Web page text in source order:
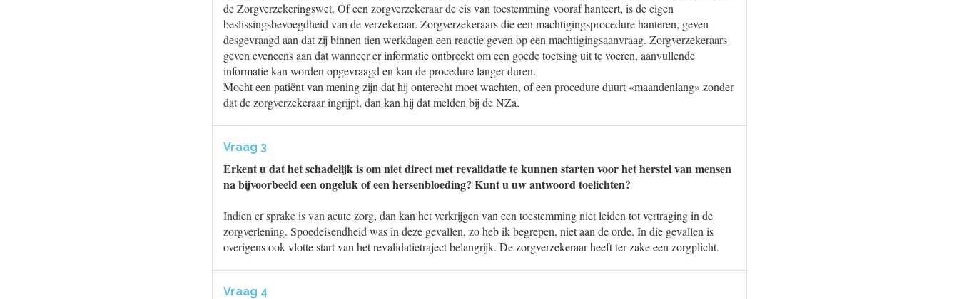
de Zorgverzekeringswet. Of een zorgverzekeraar de eis van toestemming vooraf hanteert, is de eigen
beslissingsbevoegdheid van de verzekeraar. Zorgverzekeraars die een machtigingsprocedure hanteren, geven
desgevraagd aan dat zij binnen tien werkdagen een reactie geven op een machtigingsaanvraag. Zorgverzekeraars
geven eveneens aan dat wanneer er informatie ontbreekt om een goede toetsing uit te voeren, aanvullende
informatie kan worden opgevraagd en kan de procedure langer duren.
Mocht een patiënt van mening zijn dat hij onterecht moet wachten, of een procedure duurt «maandenlang» zonder
dat de zorgverzekeraar ingrijpt, dan kan hij dat melden bij de NZa.
Vraag 3
Erkent u dat het schadelijk is om niet direct met revalidatie te kunnen starten voor het herstel van mensen
na bijvoorbeeld een ongeluk of een hersenbloeding? Kunt u uw antwoord toelichten?
Indien er sprake is van acute zorg, dan kan het verkrijgen van een toestemming niet leiden tot vertraging in de
zorgverlening. Spoedeisendheid was in deze gevallen, zo heb ik begrepen, niet aan de orde. In die gevallen is
overigens ook vlotte start van het revalidatietraject belangrijk. De zorgverzekeraar heeft ter zake een zorgplicht.
Vraag 4